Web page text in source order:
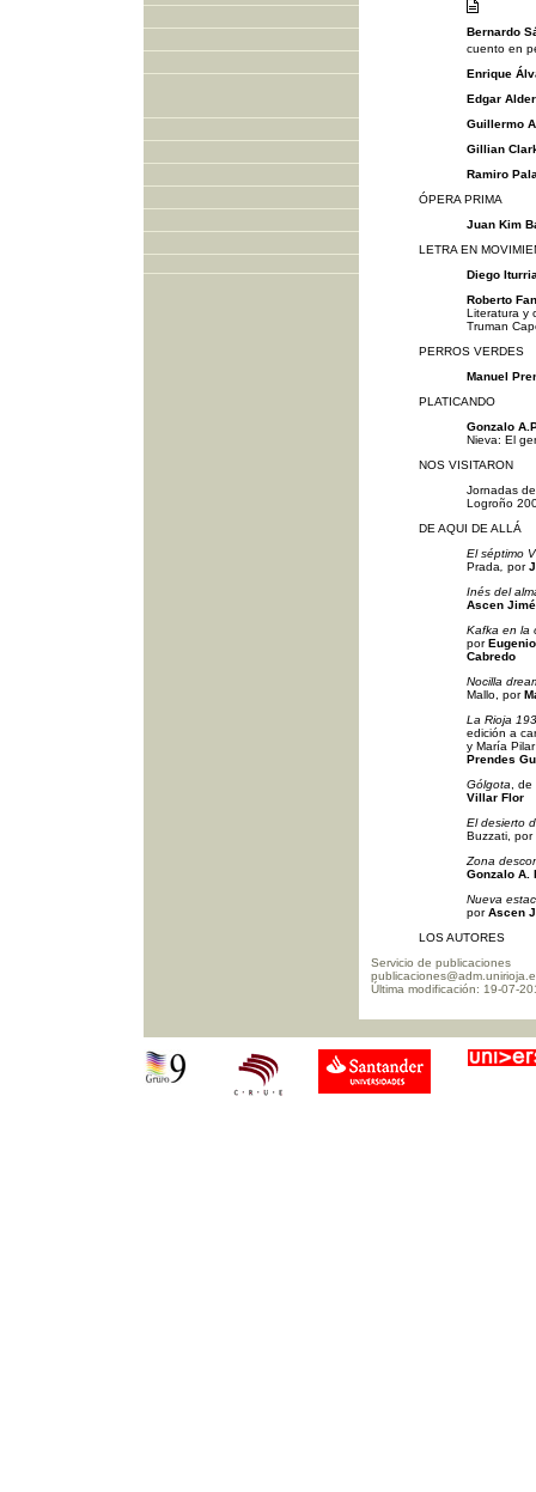
Bernardo
cuento en
Enrique
Edgar
Guillermo
Gillian
Ramiro
ÓPERA PRIMA
Juan Kim
LETRA EN
Diego
Roberto
Literatura y
Truman
PERROS VERDES
Manuel
PLATICANDO
Gonzalo
Nieva: El
NOS VISITARON
Jornadas
Logroño
DE AQUI DE ALLÁ
El séptimo
Prada
por
Inés del
Ascen
Kafka en la
por
Cabredo
Nocilla
Mallo, por
La Rioja
edición a
y María
Prendes
Gólgota ,
Villar Flor
El desierto
Buzzati, por
Zona
Gonzalo A.
Nueva
porAscen
LOS AUTORES
Servicio de publicaciones
Última modificación: 19-07-